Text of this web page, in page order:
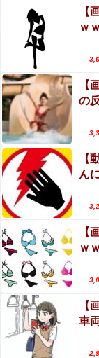
Powered by
【
ｗ
【
の
【
ん
【
ｗ
【
車